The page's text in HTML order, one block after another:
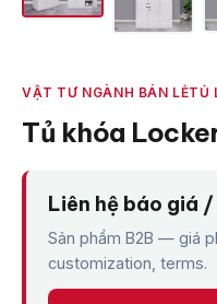
VẬT TƯ NGÀNH BÁN LẺTỦ
Tủ khóa
Liên hệ báo giá
Sản phẩm B2B — giá
customization, terms.